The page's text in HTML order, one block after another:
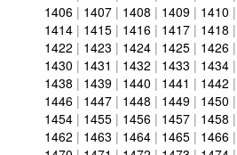
1406 | 1407 | 1408 | 1409 | 1410 |
1414 | 1415 | 1416 | 1417 | 1418 |
1422 | 1423 | 1424 | 1425 | 1426 |
1430 | 1431 | 1432 | 1433 | 1434 |
1438 | 1439 | 1440 | 1441 | 1442 |
1446 | 1447 | 1448 | 1449 | 1450 |
1454 | 1455 | 1456 | 1457 | 1458 |
1462 | 1463 | 1464 | 1465 | 1466 |